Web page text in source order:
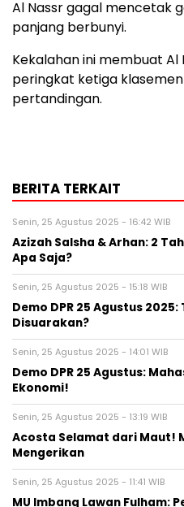
Al Nassr gagal mencetak
panjang berbunyi.
Kekalahan ini membuat
peringkat ketiga
pertandingan.
BERITA TERKAIT
Senin, 25 Agustus 2025 - 16:42 WIB
Azizah Salsha & Arhan: 2
Apa Saja?
Senin, 25 Agustus 2025 - 15:18 WIB
Demo DPR 25 Agustus
Disuarakan?
Senin, 25 Agustus 2025 - 14:01 WIB
Demo DPR 25 Agustus:
Ekonomi!
Senin, 25 Agustus 2025 - 13:19 WIB
Acosta Selamat dari Maut!
Mengerikan
Senin, 25 Agustus 2025 - 11:41 WIB
MU Imbang Lawan Fulham: